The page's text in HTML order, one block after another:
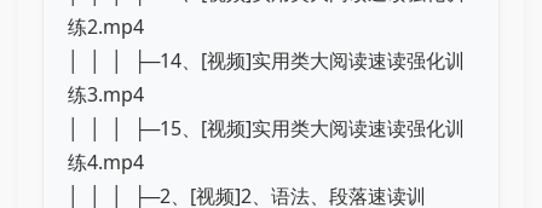
练2.mp4
│ │ │ ├─14、[视频]实用类大阅读速读强化训
练3.mp4
│ │ │ ├─15、[视频]实用类大阅读速读强化训
练4.mp4
│ │ │ ├─2、[视频]2、语法、段落速读训